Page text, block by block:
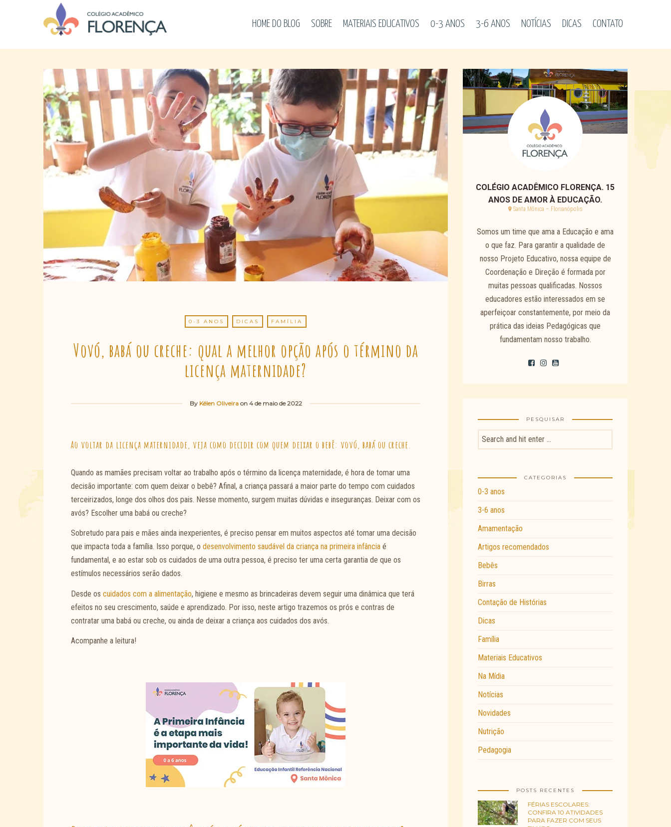
HOME DO BLOG SOBRE MATERIAIS EDUCATIVOS 0-3 ANOS 3-6 ANOS NOTÍCIAS DICAS CONTATO
0-3 ANOS DICAS FAMÍLIA
Vovó, babá ou creche: qual a melhor opção após o término da
licença maternidade?
By Kélen Oliveira on 4 de maio de 2022
Ao voltar da licença maternidade, veja como decidir com quem deixar o bebê: vovó, babá ou creche.
Quando as mamães precisam voltar ao trabalho após o término da licença maternidade, é hora de tomar uma
decisão importante: com quem deixar o bebê? Afinal, a criança passará a maior parte do tempo com cuidados
terceirizados, longe dos olhos dos pais. Nesse momento, surgem muitas dúvidas e inseguranças. Deixar com os
avós? Escolher uma babá ou creche?
Sobretudo para pais e mães ainda inexperientes, é preciso pensar em muitos aspectos até tomar uma decisão
que impacta toda a família. Isso porque, o desenvolvimento saudável da criança na primeira infância é
fundamental, e ao estar sob os cuidados de uma outra pessoa, é preciso ter uma certa garantia de que os
estímulos necessários serão dados.
Desde os cuidados com a alimentação, higiene e mesmo as brincadeiras devem seguir uma dinâmica que terá
efeitos no seu crescimento, saúde e aprendizado. Por isso, neste artigo trazemos os prós e contras de
contratar uma babá ou creche, ou ainda de deixar a criança aos cuidados dos avós.
Acompanhe a leitura!
COLÉGIO ACADÊMICO FLORENÇA. 15
ANOS DE AMOR À EDUCAÇÃO.
Santa Mônica – Florianópolis
Somos um time que ama a Educação e ama
o que faz. Para garantir a qualidade de
nosso Projeto Educativo, nossa equipe de
Coordenação e Direção é formada por
muitas pessoas qualificadas. Nossos
educadores estão interessados em se
aperfeiçoar constantemente, por meio da
prática das ideias Pedagógicas que
fundamentam nosso trabalho.
PESQUISAR
CATEGORIAS
0-3 anos
3-6 anos
Amamentação
Artigos recomendados
Bebês
Birras
Contação de Histórias
Dicas
Família
Materiais Educativos
Na Mídia
Notícias
Novidades
Nutrição
Pedagogia
POSTS RECENTES
FÉRIAS ESCOLARES:
CONFIRA 10 ATIVIDADES
PARA FAZER COM SEUS